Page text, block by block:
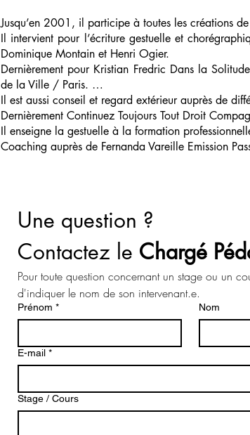
Jusqu’en 2001, il participe à toutes les créations
Il intervient pour l’écriture gestuelle et
Dominique Montain et Henri Ogier.
Dernièrement pour Kristian Fredric Dans la
de la Ville / Paris. …
Il est aussi conseil et regard extérieur auprès de
Dernièrement Continuez Toujours Tout Droit
Il enseigne la gestuelle à la formation
Coaching auprès de Fernanda Vareille Emission
Une question ?
Contactez le Chargé
Pour toute question concernant un stage ou un
Prénom * Nom
E-mail *
Stage / Cours